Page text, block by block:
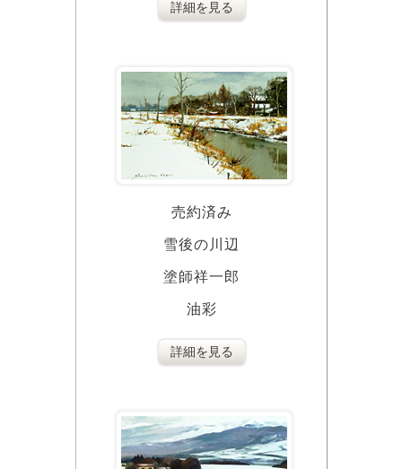
詳細を見る
売約済み
雪後の川辺
塗師祥一郎
油彩
詳細を見る